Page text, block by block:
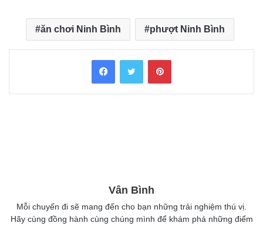
ăn chơi Ninh Bình phượt Ninh Bình
FacebookTwitter Pinterest
Vân Bình
Mỗi chuyến đi sẽ mang đến cho bạn những trải nghiệm thú vị.
Hãy cùng đồng hành cùng chúng mình để khám phá những điểm